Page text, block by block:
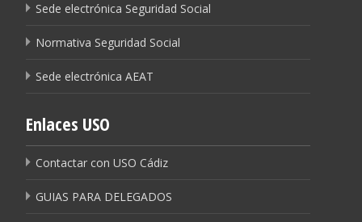
Sede electrónica Seguridad Social
Normativa Seguridad Social
Sede electrónica AEAT
Enlaces USO
Contactar con USO Cádiz
GUIAS PARA DELEGADOS